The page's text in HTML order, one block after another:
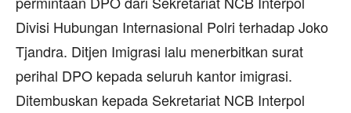
Divisi Hubungan Internasional Polri terhadap Joko
Tjandra. Ditjen Imigrasi lalu menerbitkan surat
perihal DPO kepada seluruh kantor imigrasi.
Ditembuskan kepada Sekretariat NCB Interpol